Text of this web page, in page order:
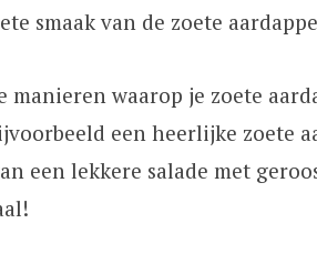
smaak van de zoete
waarop je zoete
een heerlijke zoete
een lekkere salade met